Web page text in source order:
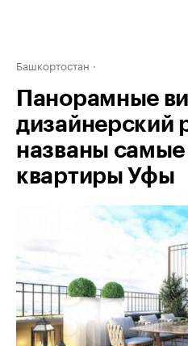
Башкортостан
Панорамные
дизайнерский
названы самые
квартиры Уфы